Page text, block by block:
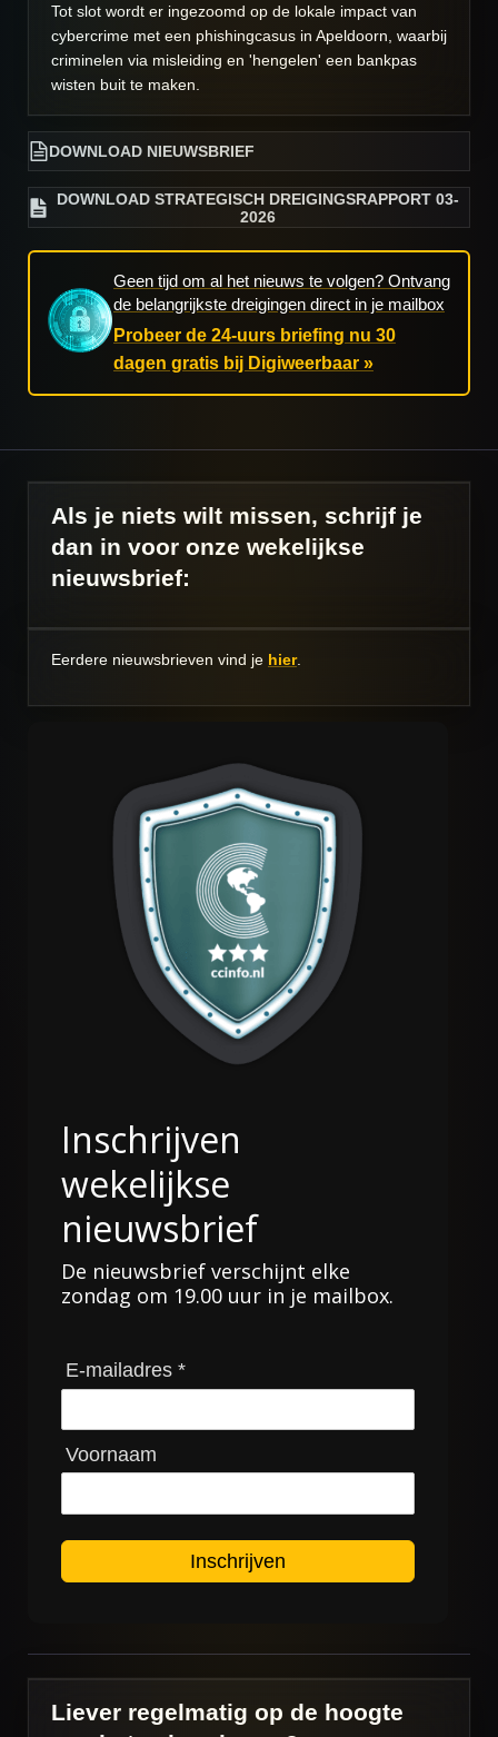
Tot slot wordt er ingezoomd op de lokale impact van
cybercrime met een phishingcasus in Apeldoorn, waarbij
criminelen via misleiding en 'hengelen' een bankpas
wisten buit te maken.
DOWNLOAD NIEUWSBRIEF
DOWNLOAD STRATEGISCH DREIGINGSRAPPORT 03-
2026
Geen tijd om al het nieuws te volgen? Ontvang
de belangrijkste dreigingen direct in je mailbox
Probeer de 24-uurs briefing nu 30
dagen gratis bij Digiweerbaar »
Als je niets wilt missen, schrijf je
dan in voor onze wekelijkse
nieuwsbrief:
Eerdere nieuwsbrieven vind je hier.
Inschrijven
wekelijkse
nieuwsbrief
De nieuwsbrief verschijnt elke
zondag om 19.00 uur in je mailbox.
E-mailadres *
Voornaam
Inschrijven
Liever regelmatig op de hoogte